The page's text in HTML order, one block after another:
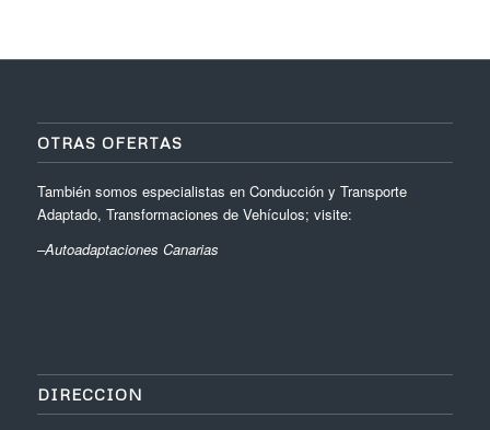
OTRAS OFERTAS
También somos especialistas en Conducción y Transporte
Adaptado, Transformaciones de Vehículos; visite:
–Autoadaptaciones Canarias
DIRECCION